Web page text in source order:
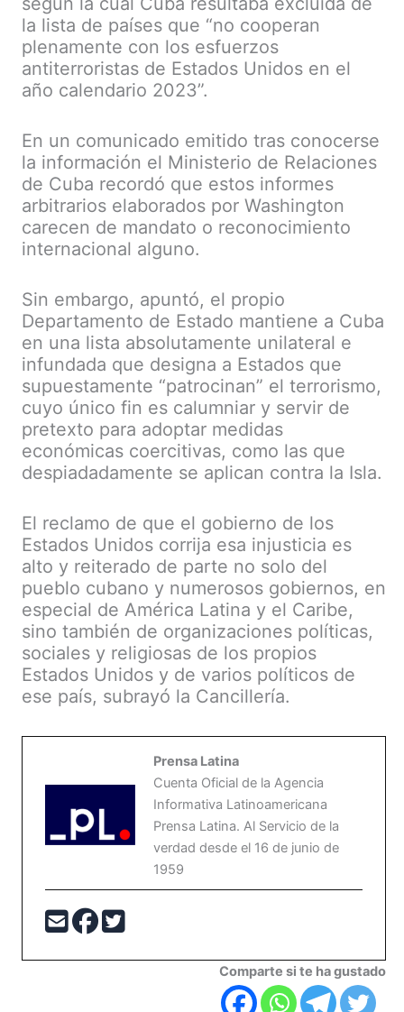
la lista de países que “no cooperan
plenamente con los esfuerzos
antiterroristas de Estados Unidos en el
año calendario 2023”.
En un comunicado emitido tras conocerse
la información el Ministerio de Relaciones
de Cuba recordó que estos informes
arbitrarios elaborados por Washington
carecen de mandato o reconocimiento
internacional alguno.
Sin embargo, apuntó, el propio
Departamento de Estado mantiene a Cuba
en una lista absolutamente unilateral e
infundada que designa a Estados que
supuestamente “patrocinan” el terrorismo,
cuyo único fin es calumniar y servir de
pretexto para adoptar medidas
económicas coercitivas, como las que
despiadadamente se aplican contra la Isla.
El reclamo de que el gobierno de los
Estados Unidos corrija esa injusticia es
alto y reiterado de parte no solo del
pueblo cubano y numerosos gobiernos, en
especial de América Latina y el Caribe,
sino también de organizaciones políticas,
sociales y religiosas de los propios
Estados Unidos y de varios políticos de
ese país, subrayó la Cancillería.
Prensa Latina
Cuenta Oficial de la Agencia
Informativa Latinoamericana
Prensa Latina. Al Servicio de la
verdad desde el 16 de junio de
1959
Comparte si te ha gustado